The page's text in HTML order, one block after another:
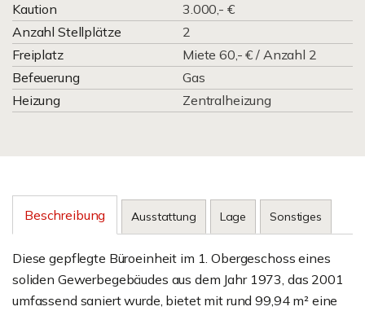
Kaution
3.000,- €
Anzahl Stellplätze
2
Freiplatz
Miete 60,- € / Anzahl 2
Befeuerung
Gas
Heizung
Zentralheizung
Beschreibung Ausstattung Lage Sonstiges
Diese gepflegte Büroeinheit im 1. Obergeschoss eines
soliden Gewerbegebäudes aus dem Jahr 1973, das 2001
umfassend saniert wurde, bietet mit rund 99,94 m² eine